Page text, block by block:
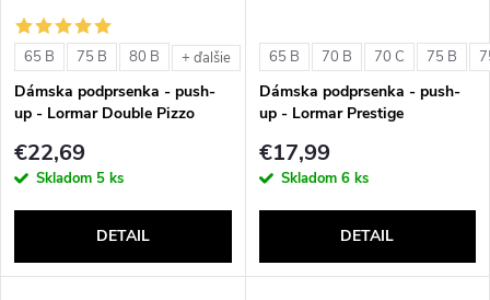
65 B 75 B 80 B + ďalšie
Dámska podprsenka - push-
up - Lormar Double Pizzo
€22,69
Skladom 5 ks
DETAIL
65 B 70 B 70 C 75 B
Dámska podprsenka - push-
up - Lormar Prestige
€17,99
Skladom 6 ks
DETAIL